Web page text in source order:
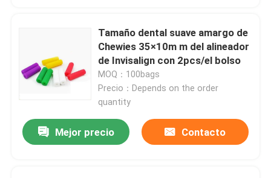
Tamaño dental suave amargo de
Chewies 35×10m m del alineador
de Invisalign con 2pcs/el bolso
MOQ：100bags
Precio：Depends on the order
quantity
Mejor precio Contacto